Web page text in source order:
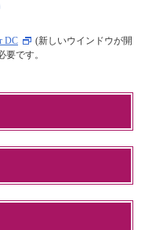
DC
(新しいウインドウが開
です。